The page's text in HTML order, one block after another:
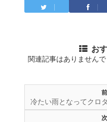
おす
関連記事はありませんで
冷たい雨となってクロ